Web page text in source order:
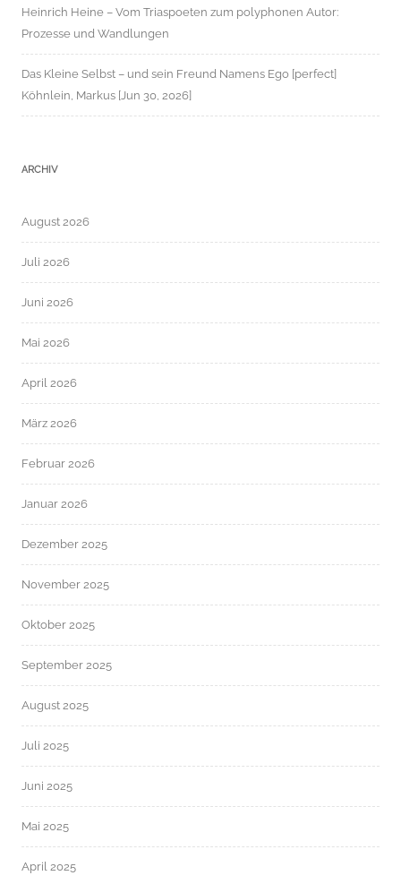
Heinrich Heine – Vom Triaspoeten zum polyphonen Autor:
Prozesse und Wandlungen
Das Kleine Selbst – und sein Freund Namens Ego [perfect]
Köhnlein, Markus [Jun 30, 2026]
ARCHIV
August 2026
Juli 2026
Juni 2026
Mai 2026
April 2026
März 2026
Februar 2026
Januar 2026
Dezember 2025
November 2025
Oktober 2025
September 2025
August 2025
Juli 2025
Juni 2025
Mai 2025
April 2025